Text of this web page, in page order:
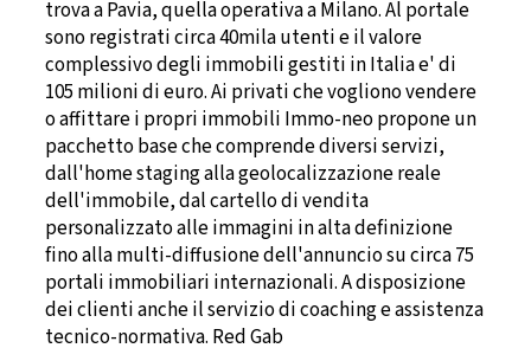
trova a Pavia, quella operativa a Milano. Al portale
sono registrati circa 40mila utenti e il valore
complessivo degli immobili gestiti in Italia e' di
105 milioni di euro. Ai privati che vogliono vendere
o affittare i propri immobili Immo-neo propone un
pacchetto base che comprende diversi servizi,
dall'home staging alla geolocalizzazione reale
dell'immobile, dal cartello di vendita
personalizzato alle immagini in alta definizione
fino alla multi-diffusione dell'annuncio su circa 75
portali immobiliari internazionali. A disposizione
dei clienti anche il servizio di coaching e assistenza
tecnico-normativa. Red Gab